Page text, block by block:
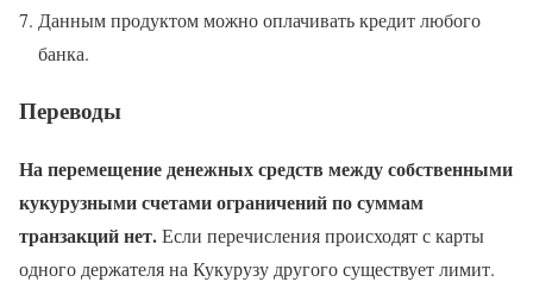
Данным продуктом можно оплачивать кредит любого
банка.
Переводы
На перемещение денежных средств между собственными
кукурузными счетами ограничений по суммам
транзакций нет.Если перечисления происходят с карты
одного держателя на Кукурузу другого существует лимит.